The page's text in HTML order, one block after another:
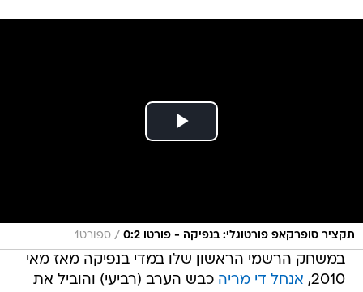
תקציר סופרקאפ פורטוגלי: בנפיקה - פורטו 0:2 / ספורט1
במשחק הרשמי הראשון שלו במדי בנפיקה מאז מאי
2010, אנחל די מריה כבש הערב (רביעי) והוביל את